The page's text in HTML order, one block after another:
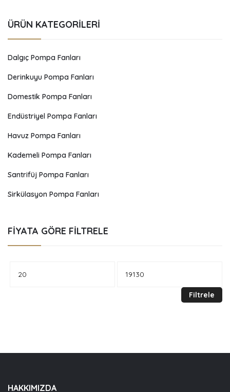
ÜRÜN KATEGORILERI
Dalgıç Pompa Fanları
Derinkuyu Pompa Fanları
Domestik Pompa Fanları
Endüstriyel Pompa Fanları
Havuz Pompa Fanları
Kademeli Pompa Fanları
Santrifüj Pompa Fanları
Sirkülasyon Pompa Fanları
FIYATA GÖRE FILTRELE
Filtrele
HAKKIMIZDA